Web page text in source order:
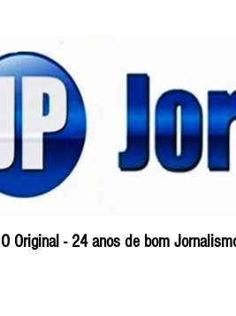
O Original - 24 anos de bom